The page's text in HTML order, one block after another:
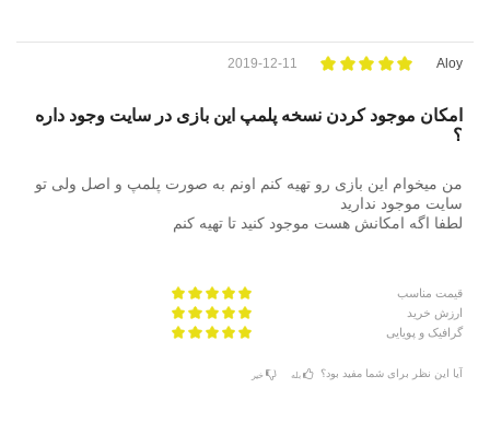
Aloy
2019-12-11
امکان موجود کردن نسخه پلمپ این بازی در سایت وجود داره
؟
من میخوام این بازی رو تهیه کنم اونم به صورت پلمپ و اصل ولی تو
سایت موجود ندارید
لطفا اگه امکانش هست موجود کنید تا تهیه کنم
قیمت مناسب
ارزش خرید
گرافیک و پویایی
آیا این نظر برای شما مفید بود؟ بله خیر